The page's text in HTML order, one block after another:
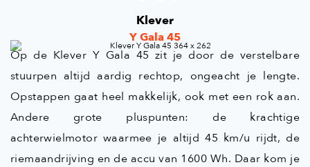
Klever
Y Gala 45
Op de Klever Y Gala 45 zit je door de verstelbare
stuurpen altijd aardig rechtop, ongeacht je lengte.
Opstappen gaat heel makkelijk, ook met een rok aan.
Andere grote pluspunten: de krachtige
achterwielmotor waarmee je altijd 45 km/u rijdt, de
riemaandrijving en de accu van 1600 Wh. Daar kom je